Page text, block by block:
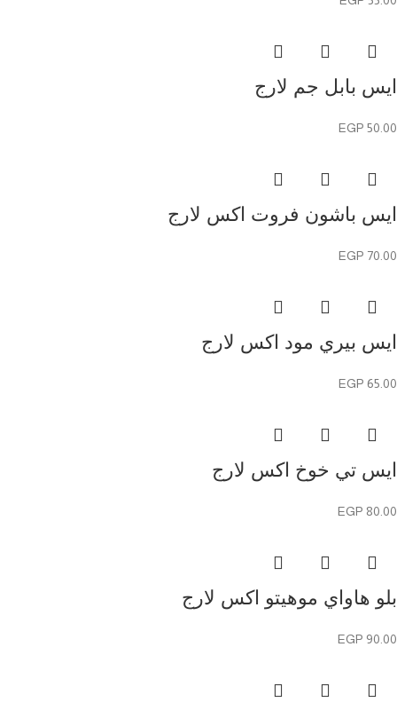
ايس بابل جم لارج
EGP 50.00
ايس باشون فروت اكس لارج
EGP 70.00
ايس بيري مود اكس لارج
EGP 65.00
ايس تي خوخ اكس لارج
EGP 80.00
بلو هاواي موهيتو اكس لارج
EGP 90.00